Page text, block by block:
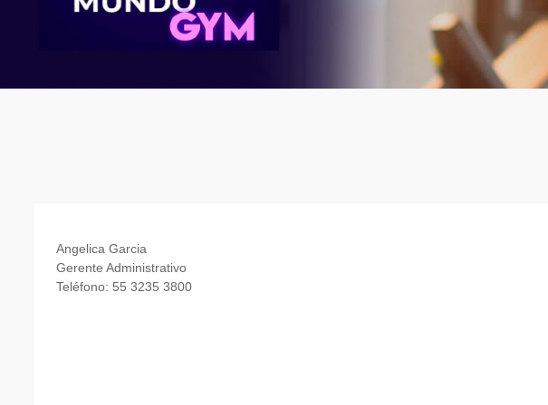
Angelica Garcia
Gerente Administrativo
Teléfono: 55 3235 3800